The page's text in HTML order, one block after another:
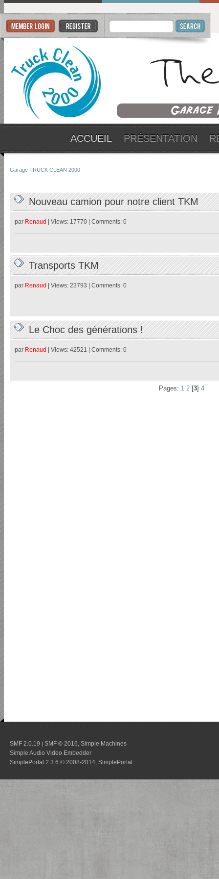
ACCUEIL PRÉSENTATION
Garage TRUCK CLEAN 2000
Nouveau camion pour notre client TKM
par Renaud | Views: 17770 | Comments: 0
Transports TKM
par Renaud | Views: 23793 | Comments: 0
Le Choc des générations !
par Renaud | Views: 42521 | Comments: 0
Pages: 1 2 [3] 4
SMF 2.0.19 | SMF © 2016 Simple Machines
Simple Audio Video Embedder
SimplePortal 2.3.6 © 2008-2014, SimplePortal